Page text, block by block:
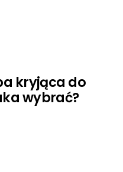
kryjąca do
wybrać?